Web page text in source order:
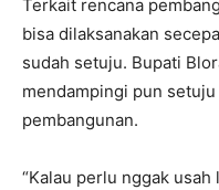
Terkait rencana
bisa dilaksanakan
sudah setuju. Bupati
mendampingi pun
pembangunan.
“Kalau perlu nggak